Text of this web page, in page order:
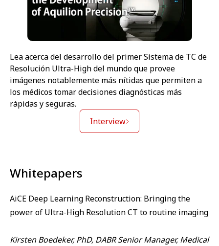
Lea acerca del desarrollo del primer Sistema de TC de
Resolución Ultra-High del mundo que provee
imágenes notablemente más nítidas que permiten a
los médicos tomar decisiones diagnósticas más
rápidas y seguras.
Interview
Whitepapers
AiCE Deep Learning Reconstruction: Bringing the
power of Ultra-High Resolution CT to routine imaging
Kirsten Boedeker, PhD, DABR Senior Manager, Medical